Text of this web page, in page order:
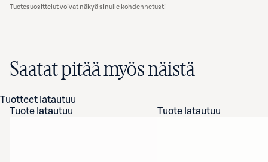
Tuotesuosittelut voivat näkyä sinulle kohdennetusti
Saatat pitää myös näistä
Tuotteet latautuu
Tuote latautuu
Tuote latautuu